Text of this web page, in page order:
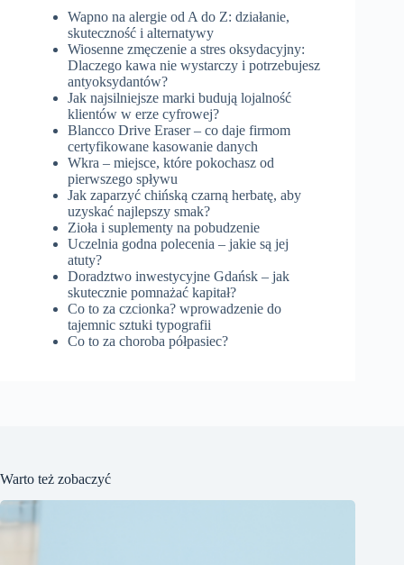
Wapno na alergie od A do Z: działanie,
skuteczność i alternatywy
Wiosenne zmęczenie a stres oksydacyjny:
Dlaczego kawa nie wystarczy i potrzebujesz
antyoksydantów?
Jak najsilniejsze marki budują lojalność
klientów w erze cyfrowej?
Blancco Drive Eraser – co daje firmom
certyfikowane kasowanie danych
Wkra – miejsce, które pokochasz od
pierwszego spływu
Jak zaparzyć chińską czarną herbatę, aby
uzyskać najlepszy smak?
Zioła i suplementy na pobudzenie
Uczelnia godna polecenia – jakie są jej
atuty?
Doradztwo inwestycyjne Gdańsk – jak
skutecznie pomnażać kapitał?
Co to za czcionka? wprowadzenie do
tajemnic sztuki typografii
Co to za choroba półpasiec?
Warto też zobaczyć